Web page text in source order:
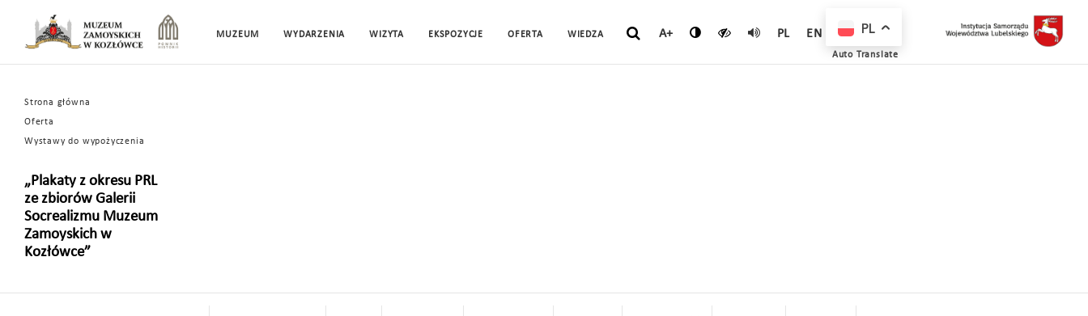
MUZEUM WYDARZENIA WIZYTA EKSPOZYCJE OFERTA WIEDZA A+ PL EN
Strona główna
Oferta
Wystawy do wypożyczenia
„Plakaty z okresu PRL
ze zbiorów Galerii
Socrealizmu Muzeum
Zamoyskich w
Kozłówce”
PL
Auto Translate